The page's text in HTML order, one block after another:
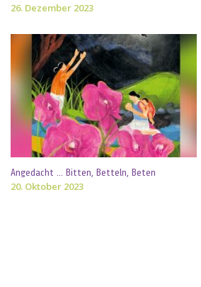
26. Dezember 2023
Angedacht … Bitten, Betteln, Beten
20. Oktober 2023